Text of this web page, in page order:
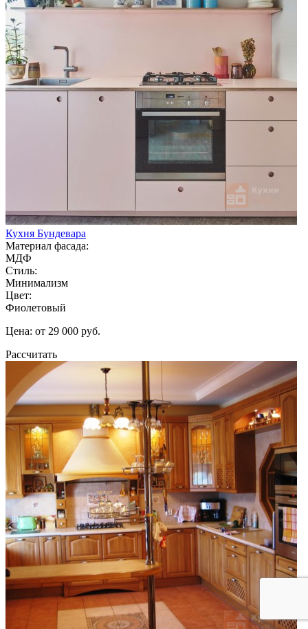
Кухня Бундевара
Материал фасада:
МДФ
Стиль:
Минимализм
Цвет:
Фиолетовый
Цена: от 29 000 руб.
Рассчитать